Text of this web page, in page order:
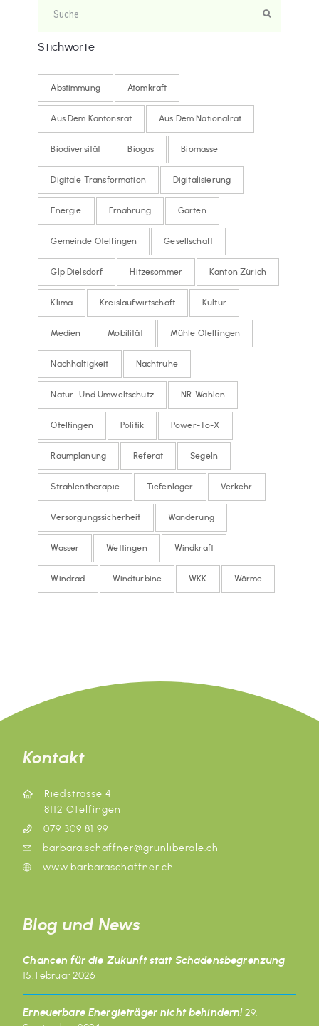
Stichworte
Abstimmung Atomkraft
Aus Dem Kantonsrat Aus Dem Nationalrat
Biodiversität Biogas Biomasse
Digitale Transformation Digitalisierung
Energie Ernährung Garten
Gemeinde Otelfingen Gesellschaft
Glp Dielsdorf Hitzesommer Kanton Zürich
Klima Kreislaufwirtschaft Kultur
Medien Mobilität Mühle Otelfingen
Nachhaltigkeit Nachtruhe
Natur- Und Umweltschutz NR-Wahlen
Otelfingen Politik Power-To-X
Raumplanung Referat Segeln
Strahlentherapie Tiefenlager Verkehr
Versorgungssicherheit Wanderung
Wasser Wettingen Windkraft
Windrad Windturbine WKK Wärme
Kontakt
Riedstrasse 4
8112 Otelfingen
079 309 81 99
barbara.schaffner@grunliberale.ch
www.barbaraschaffner.ch
Blog und News
Chancen für die Zukunft statt Schadensbegrenzung
15. Februar 2026
Erneuerbare Energieträger nicht behindern! 29.